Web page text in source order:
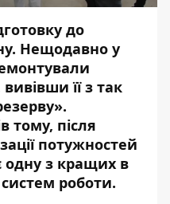
до
Нещодавно у
її з так
тому, після
потужностей
одну з кращих в
роботи.